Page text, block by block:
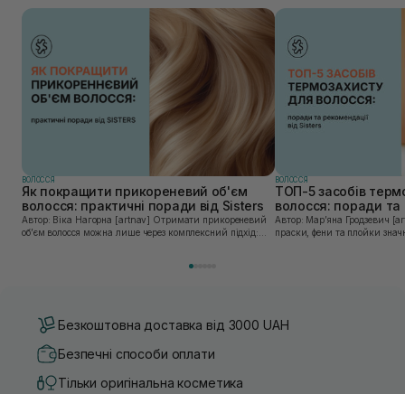
ВОЛОССЯ
Як покращити прикореневий об'єм
волосся: практичні поради від Sisters
Автор: Віка Нагорна [artnav] Отримати прикореневий
об’єм волосся можна лише через комплексний підхід:
ВОЛОССЯ
ТОП-5 засобів
волосся: поради та
Sisters
Автор: Марʼяна Гродзевич [artnav] Сучасні
праски, фени та плойки
Безкоштовна доставка від 3000 UAH
Безпечні способи оплати
Тільки оригінальна косметика